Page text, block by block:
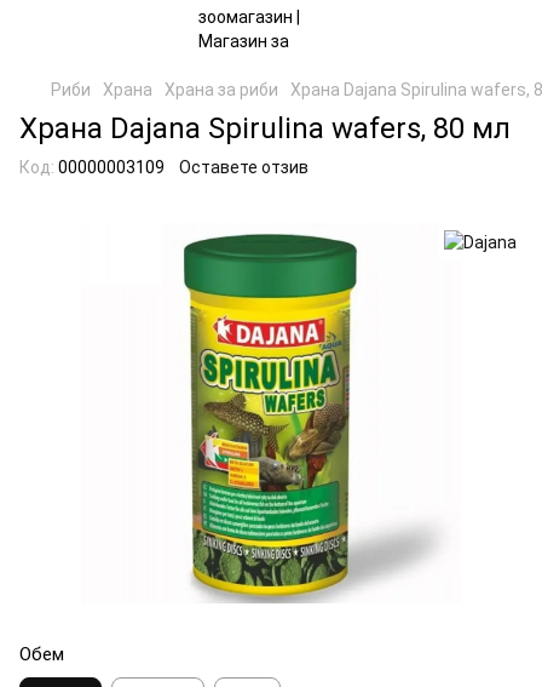
Риби Храна Храна за риби Храна Dajana Spirulina wafers,
Храна Dajana Spirulina wafers, 80 мл
Код: 00000003109 Оставете отзив
Обем